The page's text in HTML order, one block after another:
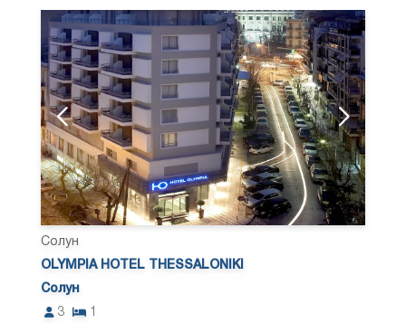
Солун
OLYMPIA HOTEL THESSALONIKI
Солун
3
1